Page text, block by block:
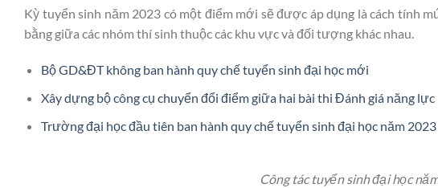
Kỳ tuyển sinh năm 2023 có một điểm mới sẽ được áp dụng là cách tính
bằng giữa các nhóm thí sinh thuộc các khu vực và đối tượng khác nhau.
Bộ GD&ĐT không ban hành quy chế tuyển sinh đại học mới
Xây dựng bộ công cụ chuyển đổi điểm giữa hai bài thi Đánh giá năng lực
Trường đại học đầu tiên ban hành quy chế tuyển sinh đại học năm 2023
Công tác tuyển sinh đại học